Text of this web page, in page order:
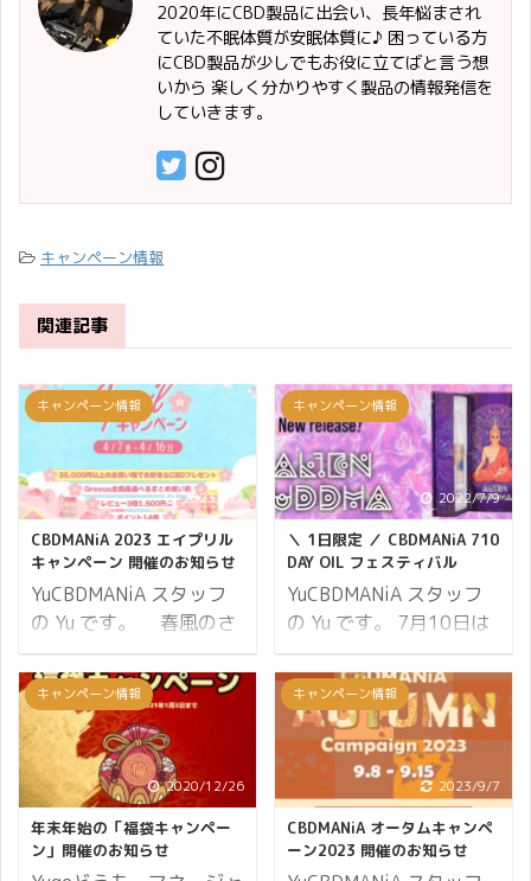
2020年にCBD製品に出会い、長年悩まされ
ていた不眠体質が安眠体質に♪ 困っている方
にCBD製品が少しでもお役に立てばと言う想
いから 楽しく分かりやすく製品の情報発信を
していきます。
キャンペーン情報
関連記事
キャンペーン情報
2023/4/7
CBDMANiA 2023 エイプリル
キャンペーン 開催のお知らせ
YuCBDMANiA スタッフ
の Yu です。 春風のさ
わやかな季節を迎えまし
た。 体調を崩しやすい時
期でもあります、CBD で
心身を整えてお過ごしく
ださいね。 本日より
CBDMANiA は、エイプリ
ルキャンペーンを開催い
たします♪ まず、開催期
キャンペーン情報
2022/7/9
＼ 1日限定 ／ CBDMANiA 710
DAY OIL フェスティバル
YuCBDMANiA スタッフ
の Yu です。 7月10日は
OIL（オイル）の日で
す。 710をひっくり返す
とOIL！ 麻の成分を抽出
した物全般を（コンセン
トレート・ワックス・オ
イル）等と呼び、7月10
日は大麻文化を祝う日と
されています。
キャンペーン情報
2020/12/26
年末年始の「福袋キャンペー
ン」開催のお知らせ
キャンペーン情報
2023/9/7
CBDMANiA オータムキャンペ
ーン2023 開催のお知らせ